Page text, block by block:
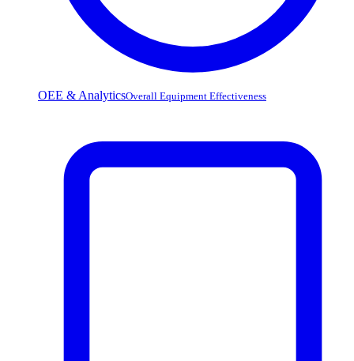
OEE & AnalyticsOverall Equipment Effectiveness